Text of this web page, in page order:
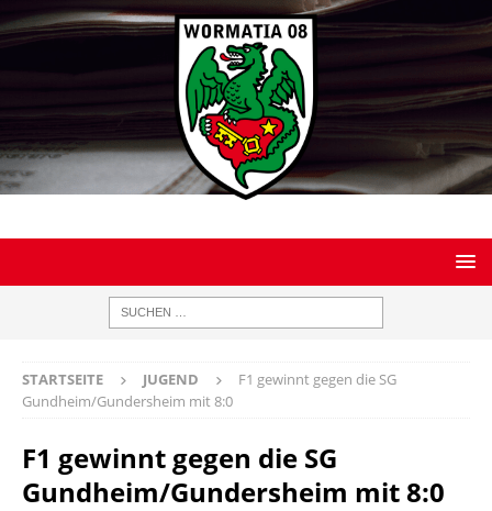
STARTSEITE JUGEND
F1 gewinnt gegen die SG
Gundheim/Gundersheim mit 8:0
F1 gewinnt gegen die SG
Gundheim/Gundersheim mit 8:0